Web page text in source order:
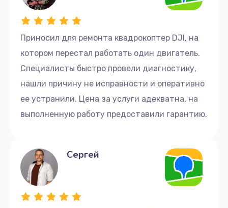
Приносил для ремонта квадрокоптер DJI, на
котором перестал работать один двигатель.
Специалисты быстро провели диагностику,
нашли причину не исправности и оперативно
ее устранили. Цена за услуги адекватна, на
выполненную работу предоставили гарантию.
Сергей